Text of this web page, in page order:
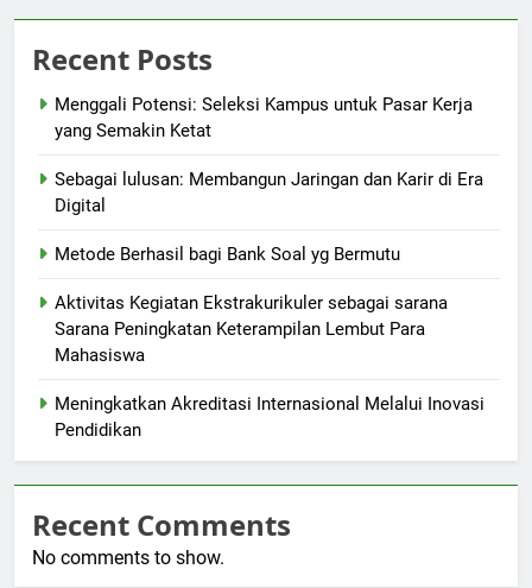
Recent Posts
Menggali Potensi: Seleksi Kampus untuk Pasar Kerja
yang Semakin Ketat
Sebagai lulusan: Membangun Jaringan dan Karir di Era
Digital
Metode Berhasil bagi Bank Soal yg Bermutu
Aktivitas Kegiatan Ekstrakurikuler sebagai sarana
Sarana Peningkatan Keterampilan Lembut Para
Mahasiswa
Meningkatkan Akreditasi Internasional Melalui Inovasi
Pendidikan
Recent Comments
No comments to show.